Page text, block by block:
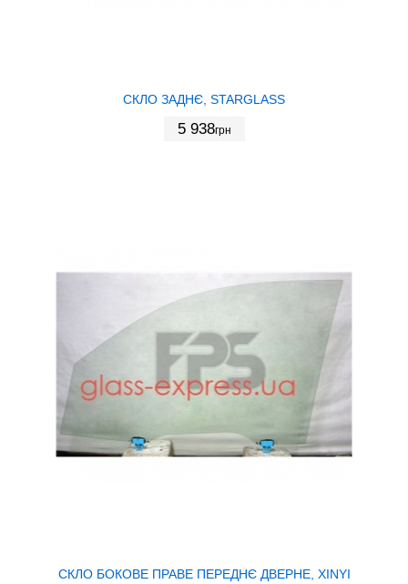
СКЛО ЗАДНЄ, STARGLASS
5 938грн
СКЛО БОКОВЕ ПРАВЕ ПЕРЕДНЄ ДВЕРНЕ, XINYI